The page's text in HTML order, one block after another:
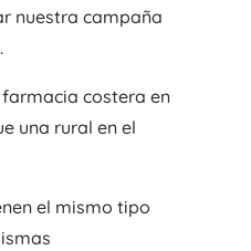
nuestra campaña
costera en
una rural en el
el mismo tipo